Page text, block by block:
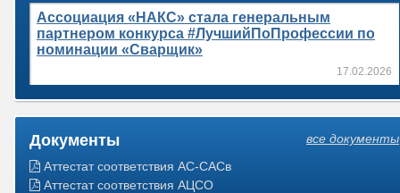
Ассоциация «НАКС» стала генеральным
партнером конкурса #ЛучшийПоПрофессии по
номинации «Сварщик»
17.02.2026
Документы
все документы
Аттестат соответствия АС-САСв
Аттестат соответствия АЦСО